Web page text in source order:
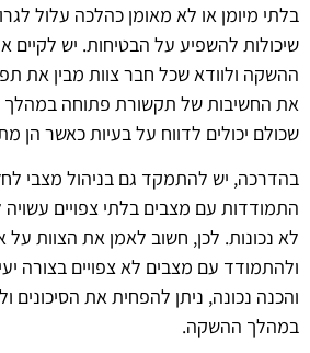
בלתי מיומן או לא מאומן כהלכה עלול
שיכולות להשפיע על הבטיחות. יש לקיים
ההשקה ולוודא שכל חבר צוות מבין את
את החשיבות של תקשורת פתוחה במהלך
שכולם יכולים לדווח על בעיות כאשר הן
בהדרכה, יש להתמקד גם בניהול מצבי
התמודדות עם מצבים בלתי צפויים עשויה
לא נכונות. לכן, חשוב לאמן את הצוות על
ולהתמודד עם מצבים לא צפויים בצורה
והכנה נכונה, ניתן להפחית את הסיכונים
במהלך ההשקה.